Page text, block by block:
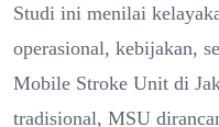
Studi ini menilai
operasional, kebijakan,
Mobile Stroke Unit di
tradisional, MSU